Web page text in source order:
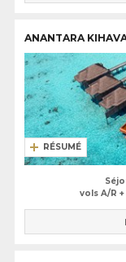
ANANTARA
RÉSUMÉ
vols A/R